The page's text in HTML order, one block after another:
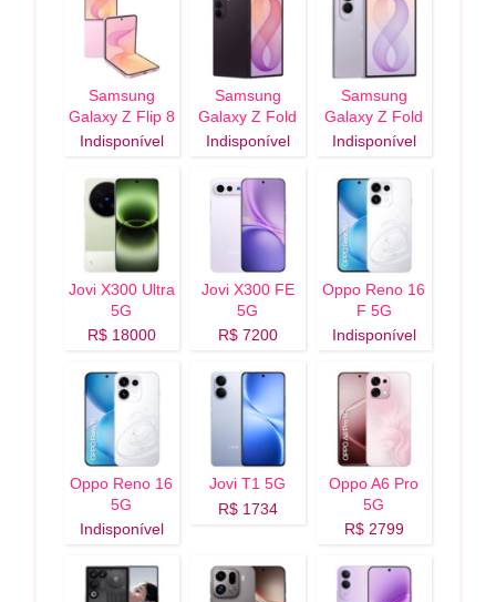
Samsung
Galaxy Z Flip 8
5G
Indisponível
Samsung
Galaxy Z Fold
8 Ultra 5G
Indisponível
Samsung
Galaxy Z Fold
8 5G
Indisponível
Jovi X300 Ultra
5G
R$ 18000
Jovi X300 FE
5G
R$ 7200
Oppo Reno 16
F 5G
Indisponível
Oppo Reno 16
5G
Indisponível
Jovi T1 5G
R$ 1734
Oppo A6 Pro
5G
R$ 2799